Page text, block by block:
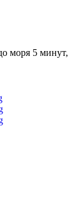
моря 5 минут,